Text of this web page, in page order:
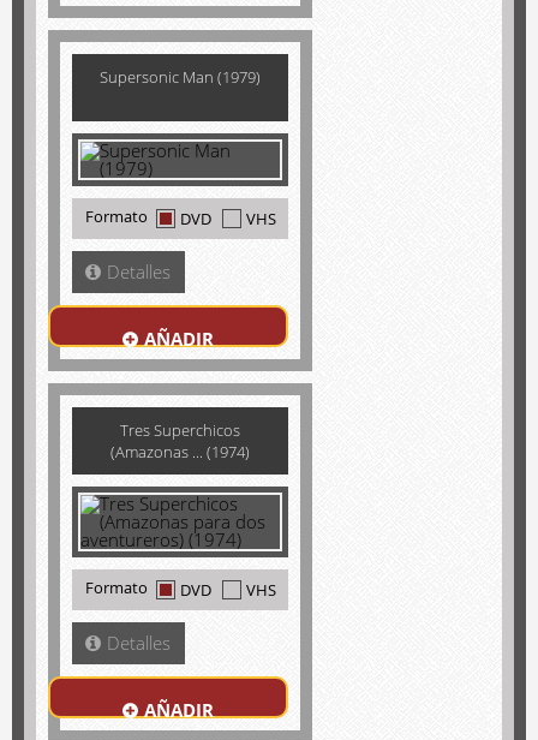
Supersonic Man (1979)
Formato DVD VHS
Detalles
AÑADIR
Tres Superchicos
(Amazonas ... (1974)
Formato DVD VHS
Detalles
AÑADIR